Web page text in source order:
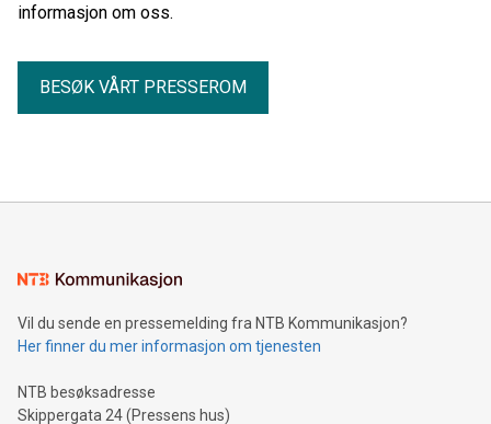
informasjon om oss.
BESØK VÅRT PRESSEROM
Vil du sende en pressemelding fra NTB Kommunikasjon?
Her finner du mer informasjon om tjenesten
NTB besøksadresse
Skippergata 24 (Pressens hus)